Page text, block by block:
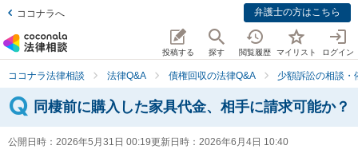
ココナラへ 弁護士の方はこちら
投稿する 探す 閲覧履歴 マイリスト ログイン
ココナラ法律相談 法律Q&A 債権回収の法律Q&A 少額訴訟の相談・
同棲前に購入した家具代金、相手に請求可能か？
公開日時： 2026年5月31日 00:19更新日時： 2026年6月4日 10:40